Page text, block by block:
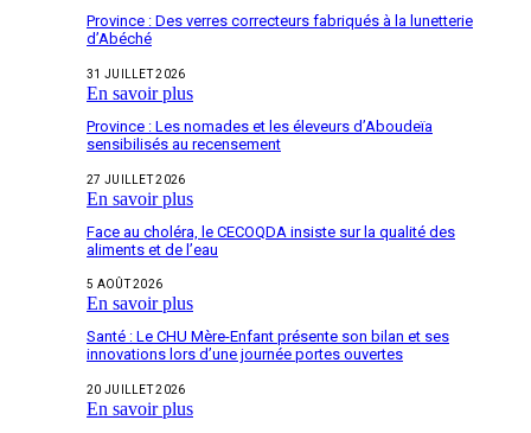
Province : Des verres correcteurs fabriqués à la lunetterie
d’Abéché
31 JUILLET 2026
En savoir plus
Province : Les nomades et les éleveurs d’Aboudeïa
sensibilisés au recensement
27 JUILLET 2026
En savoir plus
Face au choléra, le CECOQDA insiste sur la qualité des
aliments et de l’eau
5 AOÛT 2026
En savoir plus
Santé : Le CHU Mère-Enfant présente son bilan et ses
innovations lors d’une journée portes ouvertes
20 JUILLET 2026
En savoir plus